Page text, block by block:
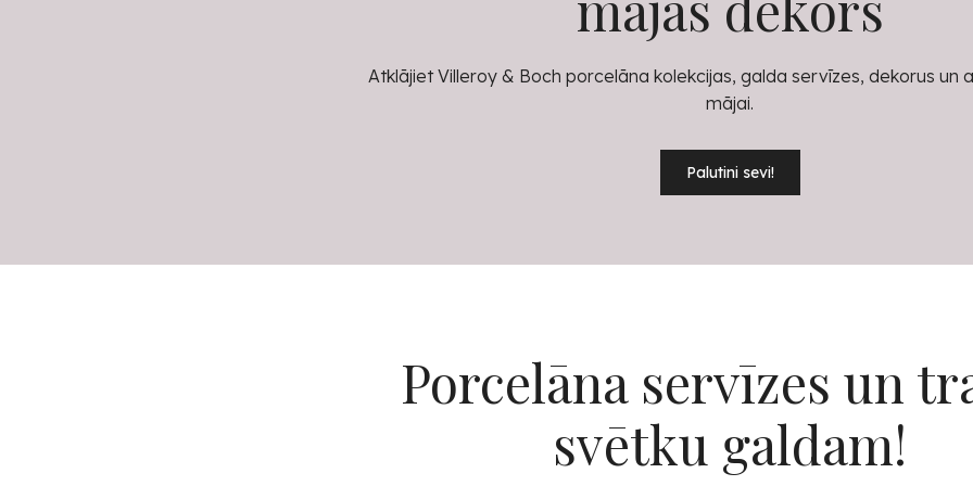
Atklājiet Villeroy & Boch porcelāna kolekcijas, galda servīzes, dekorus un
mājai.
Palutini sevi!
Porcelāna servīzes un
svētku galdam!